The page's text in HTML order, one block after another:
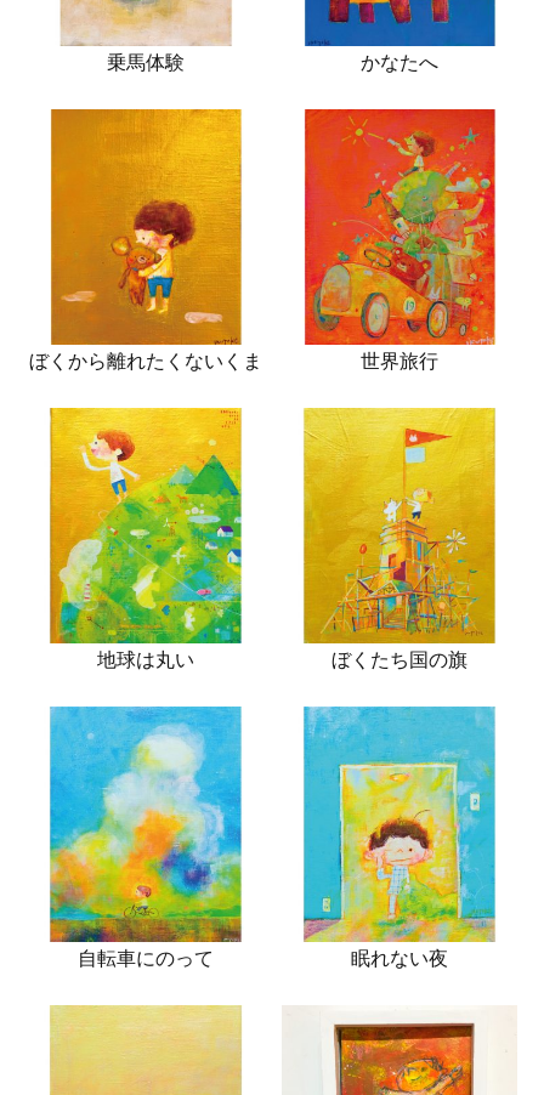
乗馬体験 かなたへ
ぼくから離れたくないくま 世界旅行
地球は丸い ぼくたち国の旗
自転車にのって 眠れない夜